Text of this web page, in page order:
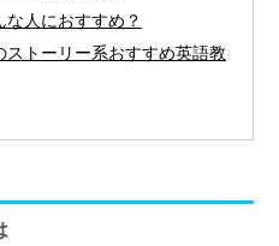
人におすすめ？
トーリー系おすすめ英語教